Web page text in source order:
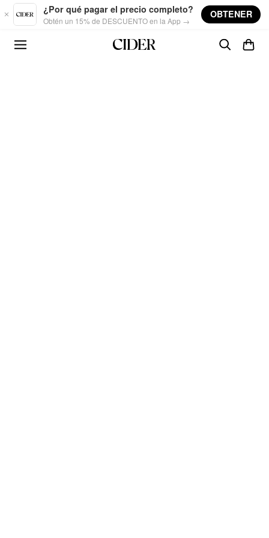
Skip to main content
¿Por qué pagar el precio completo?
Obtén un 15% de DESCUENTO en la App →
OBTENER